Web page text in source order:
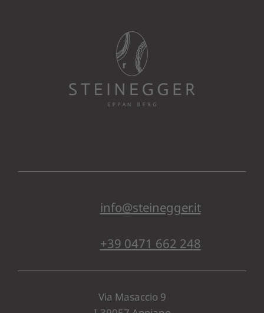
info@steinegger.it
+39 0471 662 248
Via Masaccio 9